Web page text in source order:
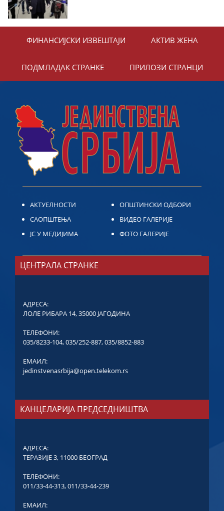
ФИНАНСИЈСКИ ИЗВЕШТАЈИ АКТИВ ЖЕНА
ПОДМЛАДАК СТРАНКЕ ПРИЛОЗИ СТРАНЦИ
АКТУЕЛНОСТИ
САОПШТЕЊА
ЈС У МЕДИЈИМА
ОПШТИНСКИ ОДБОРИ
ВИДЕО ГАЛЕРИЈЕ
ФОТО ГАЛЕРИЈЕ
ЦЕНТРАЛА СТРАНКЕ
АДРЕСА:
ЛОЛЕ РИБАРА 14, 35000 ЈАГОДИНА
ТЕЛЕФОНИ:
035/8233-104,035/252-887,035/8852-883
ЕМАИЛ:
jedinstvenasrbija@open.telekom.rs
КАНЦЕЛАРИЈА ПРЕДСЕДНИШТВА
АДРЕСА:
ТЕРАЗИЈЕ 3, 11000 БЕОГРАД
ТЕЛЕФОНИ:
011/33-44-313,011/33-44-239
ЕМАИЛ: